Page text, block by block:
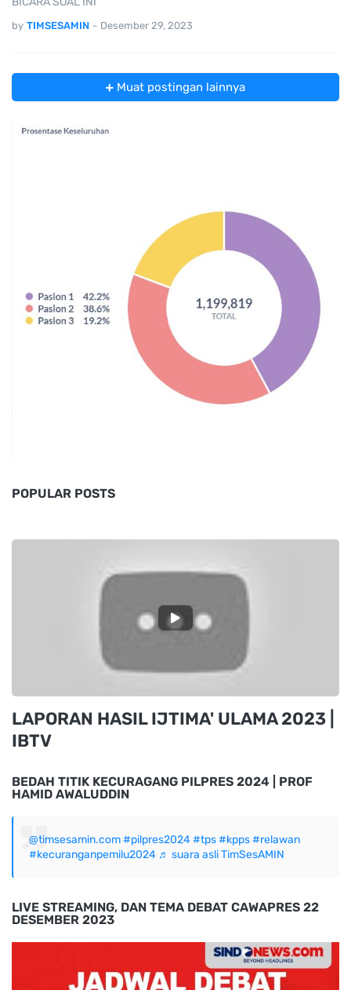
by TIMSESAMIN - Desember 29, 2023
Muat postingan lainnya
POPULAR POSTS
LAPORAN HASIL IJTIMA' ULAMA 2023 |
IBTV
BEDAH TITIK KECURAGANG PILPRES 2024 | PROF
HAMID AWALUDDIN
@timsesamin.com#pilpres2024#tps#kpps#relawan
#kecuranganpemilu2024 ♬ suara asli TimSesAMIN
LIVE STREAMING, DAN TEMA DEBAT CAWAPRES 22
DESEMBER 2023